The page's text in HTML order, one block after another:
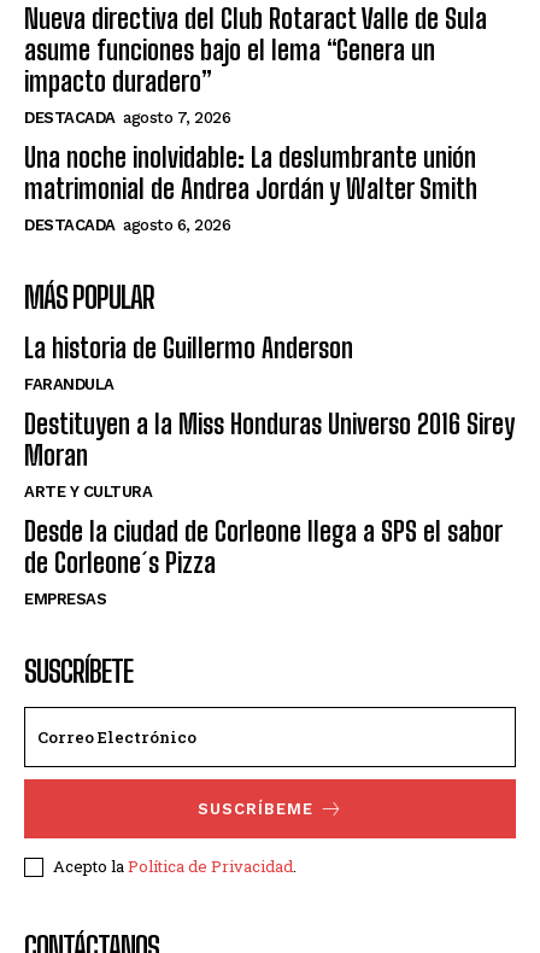
Nueva directiva del Club Rotaract Valle de Sula
asume funciones bajo el lema “Genera un
impacto duradero”
DESTACADA agosto 7, 2026
Una noche inolvidable: La deslumbrante unión
matrimonial de Andrea Jordán y Walter Smith
DESTACADA agosto 6, 2026
MÁS POPULAR
La historia de Guillermo Anderson
FARANDULA
Destituyen a la Miss Honduras Universo 2016 Sirey
Moran
ARTE Y CULTURA
Desde la ciudad de Corleone llega a SPS el sabor
de Corleone´s Pizza
EMPRESAS
SUSCRÍBETE
SUSCRÍBEME
Acepto laPolítica de Privacidad.